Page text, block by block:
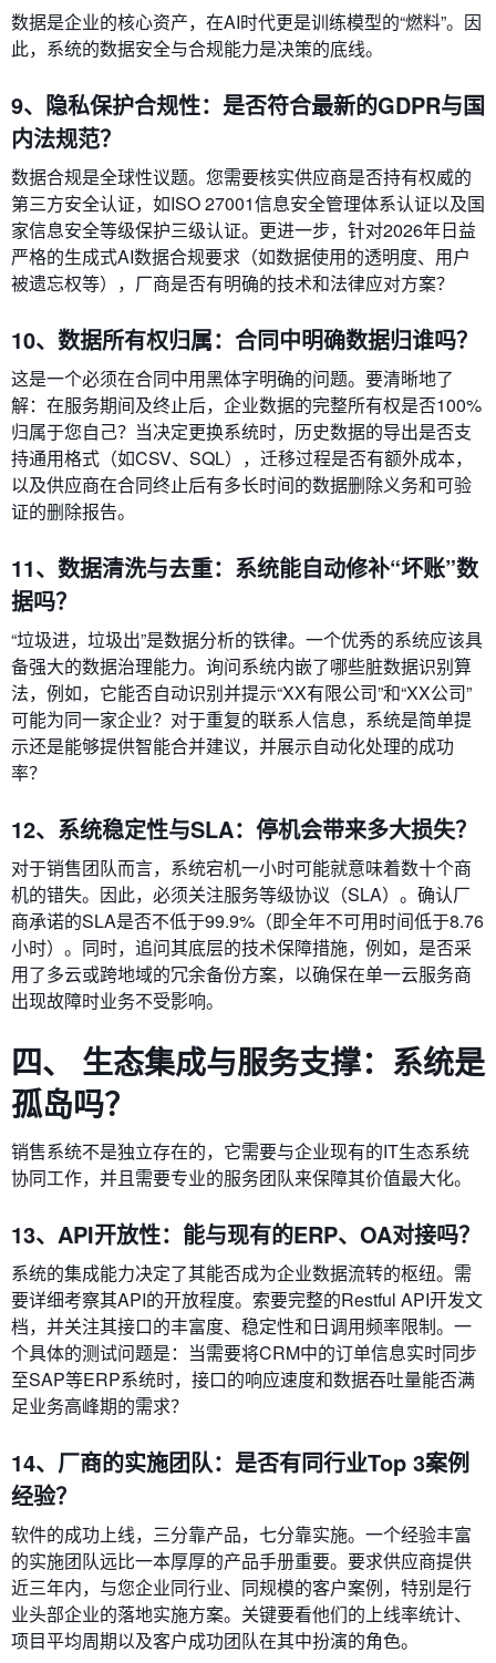
数据是企业的核心资产，在AI时代更是训练模型的“燃料”。因
此，系统的数据安全与合规能力是决策的底线。
9、隐私保护合规性：是否符合最新的GDPR与国
内法规范？
数据合规是全球性议题。您需要核实供应商是否持有权威的
第三方安全认证，如ISO 27001信息安全管理体系认证以及国
家信息安全等级保护三级认证。更进一步，针对2026年日益
严格的生成式AI数据合规要求（如数据使用的透明度、用户
被遗忘权等），厂商是否有明确的技术和法律应对方案？
10、数据所有权归属：合同中明确数据归谁吗？
这是一个必须在合同中用黑体字明确的问题。要清晰地了
解：在服务期间及终止后，企业数据的完整所有权是否100%
归属于您自己？当决定更换系统时，历史数据的导出是否支
持通用格式（如CSV、SQL），迁移过程是否有额外成本，
以及供应商在合同终止后有多长时间的数据删除义务和可验
证的删除报告。
11、数据清洗与去重：系统能自动修补“坏账”数
据吗？
“垃圾进，垃圾出”是数据分析的铁律。一个优秀的系统应该具
备强大的数据治理能力。询问系统内嵌了哪些脏数据识别算
法，例如，它能否自动识别并提示“XX有限公司”和“XX公司”
可能为同一家企业？对于重复的联系人信息，系统是简单提
示还是能够提供智能合并建议，并展示自动化处理的成功
率？
12、系统稳定性与SLA：停机会带来多大损失？
对于销售团队而言，系统宕机一小时可能就意味着数十个商
机的错失。因此，必须关注服务等级协议（SLA）。确认厂
商承诺的SLA是否不低于99.9%（即全年不可用时间低于8.76
小时）。同时，追问其底层的技术保障措施，例如，是否采
用了多云或跨地域的冗余备份方案，以确保在单一云服务商
出现故障时业务不受影响。
四、 生态集成与服务支撑：系统是
孤岛吗？
销售系统不是独立存在的，它需要与企业现有的IT生态系统
协同工作，并且需要专业的服务团队来保障其价值最大化。
13、API开放性：能与现有的ERP、OA对接吗？
系统的集成能力决定了其能否成为企业数据流转的枢纽。需
要详细考察其API的开放程度。索要完整的Restful API开发文
档，并关注其接口的丰富度、稳定性和日调用频率限制。一
个具体的测试问题是：当需要将CRM中的订单信息实时同步
至SAP等ERP系统时，接口的响应速度和数据吞吐量能否满
足业务高峰期的需求？
14、厂商的实施团队：是否有同行业Top 3案例
经验？
软件的成功上线，三分靠产品，七分靠实施。一个经验丰富
的实施团队远比一本厚厚的产品手册重要。要求供应商提供
近三年内，与您企业同行业、同规模的客户案例，特别是行
业头部企业的落地实施方案。关键要看他们的上线率统计、
项目平均周期以及客户成功团队在其中扮演的角色。